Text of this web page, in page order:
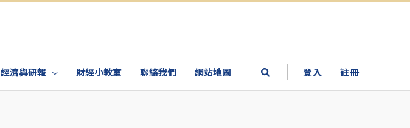
經濟與研報 財經小教室 聯絡我們 網站地圖 登入 註冊